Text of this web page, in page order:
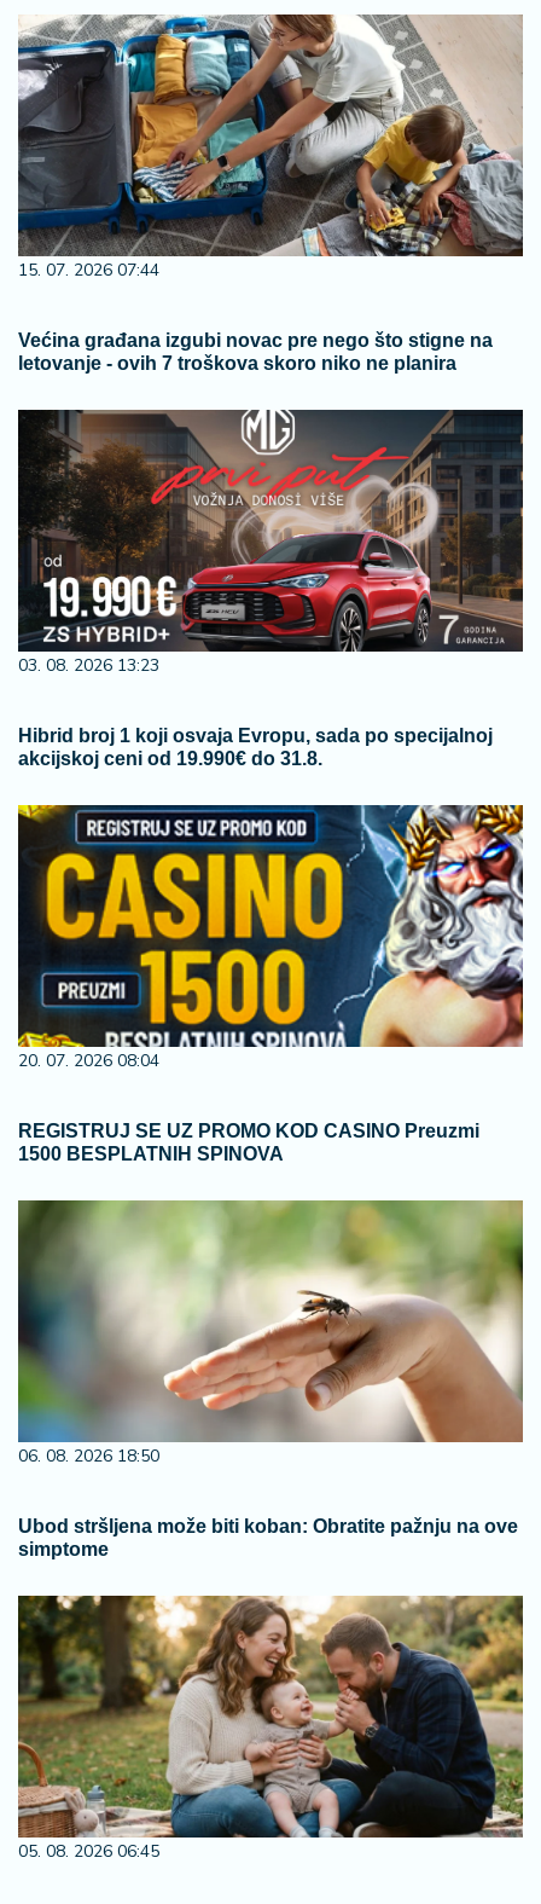
15. 07. 2026 07:44
Većina građana izgubi novac pre nego što stigne na
letovanje - ovih 7 troškova skoro niko ne planira
03. 08. 2026 13:23
Hibrid broj 1 koji osvaja Evropu, sada po specijalnoj
akcijskoj ceni od 19.990€ do 31.8.
20. 07. 2026 08:04
REGISTRUJ SE UZ PROMO KOD CASINO Preuzmi
1500 BESPLATNIH SPINOVA
06. 08. 2026 18:50
Ubod stršljena može biti koban: Obratite pažnju na ove
simptome
05. 08. 2026 06:45